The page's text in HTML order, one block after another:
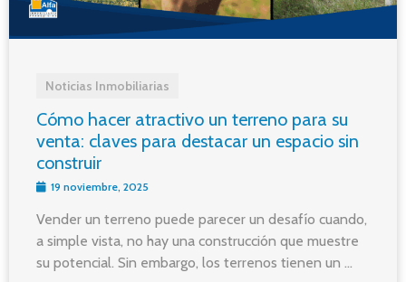
Noticias Inmobiliarias
Cómo hacer atractivo un terreno para su
venta: claves para destacar un espacio sin
construir
19 noviembre, 2025
Vender un terreno puede parecer un desafío cuando,
a simple vista, no hay una construcción que muestre
su potencial. Sin embargo, los terrenos tienen un ...